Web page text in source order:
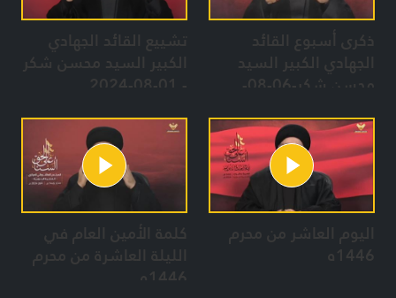
ذكرى أسبوع القائد
الجهادي الكبير السيد
تشييع القائد الجهادي
الكبير السيد محسن شكر
اليوم العاشر من محرم
1446ه
كلمة الأمين العام في
الليلة العاشرة من محرم
1446ه